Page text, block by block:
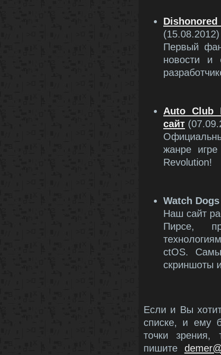
(15.08.2012)
Первый
новости и
Auto Club
сайт
жанре
Revolution!
Watch
Наш сайт
Пирсе,
ctOS.
скриншоты
Если и Вы
списке, и ему
точки зрения,
пишите